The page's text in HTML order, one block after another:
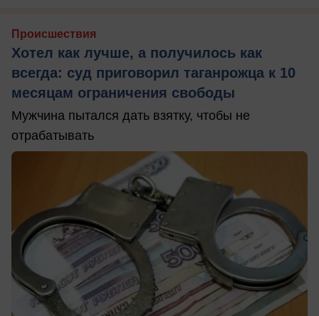
Происшествия
Хотел как лучше, а получилось как
всегда: суд приговорил таганрожца к 10
месяцам ограничения свободы
Мужчина пытался дать взятку, чтобы не
отрабатывать